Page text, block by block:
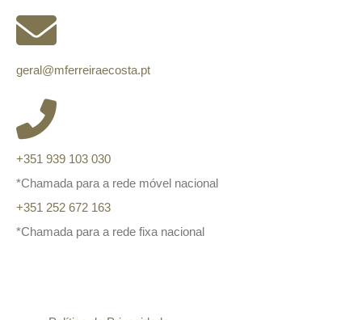
geral@mferreiraecosta.pt
+351 939 103 030
*Chamada para a rede móvel nacional
+351 252 672 163
*Chamada para a rede fixa nacional